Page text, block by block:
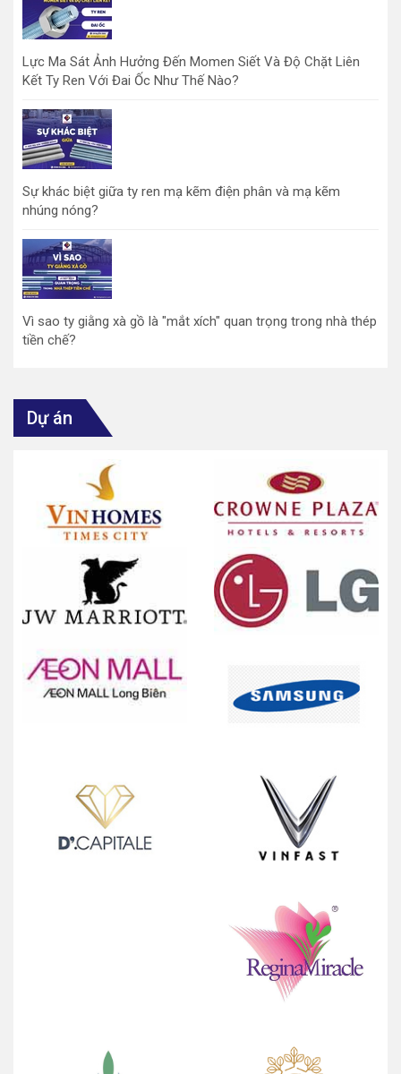
Lực Ma Sát Ảnh Hưởng Đến Momen Siết Và Độ Chặt Liên
Kết Ty Ren Với Đai Ốc Như Thế Nào?
Sự khác biệt giữa ty ren mạ kẽm điện phân và mạ kẽm
nhúng nóng?
Vì sao ty giằng xà gồ là "mắt xích" quan trọng trong nhà thép
tiền chế?
Dự án